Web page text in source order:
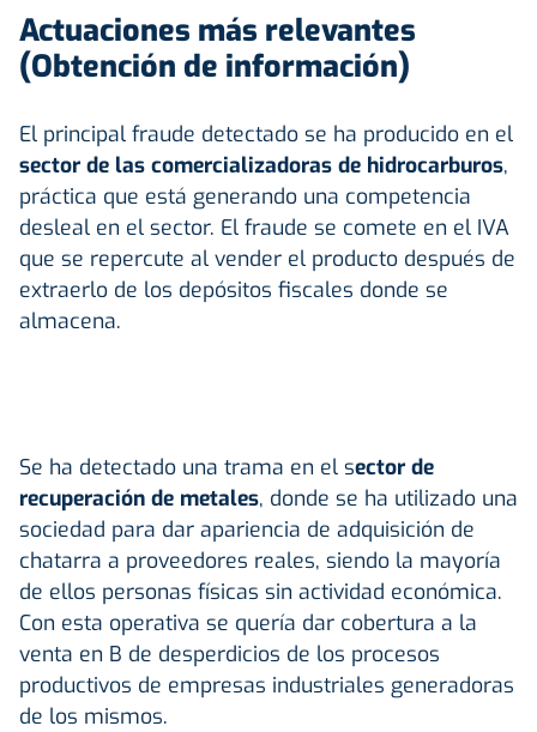
Actuaciones más relevantes
(Obtención de información)
El principal fraude detectado se ha producido en el
sector de las comercializadoras de hidrocarburos,
práctica que está generando una competencia
desleal en el sector. El fraude se comete en el IVA
que se repercute al vender el producto después de
extraerlo de los depósitos fiscales donde se
almacena.
Se ha detectado una trama en el sector de
recuperación de metales, donde se ha utilizado una
sociedad para dar apariencia de adquisición de
chatarra a proveedores reales, siendo la mayoría
de ellos personas físicas sin actividad económica.
Con esta operativa se quería dar cobertura a la
venta en B de desperdicios de los procesos
productivos de empresas industriales generadoras
de los mismos.